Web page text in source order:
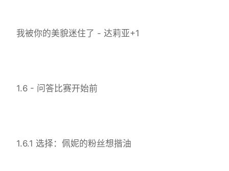
我被你的美貌迷住了 - 达莉亚+1
1.6 - 问答比赛开始前
1.6.1 选择：佩妮的粉丝想揩油